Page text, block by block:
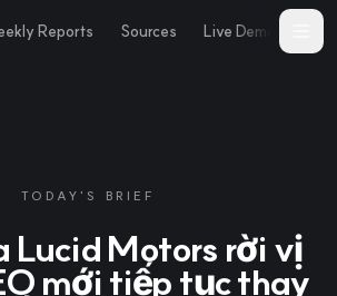
Reports Sources Live Demo
TODAY'S BRIEF
Lucid Motors rời vị
mới tiếp tục thay